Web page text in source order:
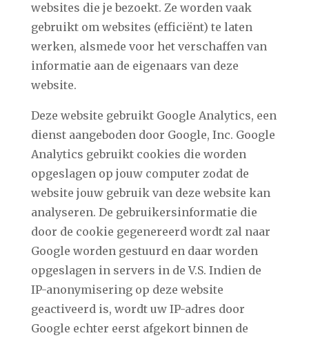
websites die je bezoekt. Ze worden vaak
gebruikt om websites (efficiënt) te laten
werken, alsmede voor het verschaffen van
informatie aan de eigenaars van deze
website.
Deze website gebruikt Google Analytics, een
dienst aangeboden door Google, Inc. Google
Analytics gebruikt cookies die worden
opgeslagen op jouw computer zodat de
website jouw gebruik van deze website kan
analyseren. De gebruikersinformatie die
door de cookie gegenereerd wordt zal naar
Google worden gestuurd en daar worden
opgeslagen in servers in de V.S. Indien de
IP-anonymisering op deze website
geactiveerd is, wordt uw IP-adres door
Google echter eerst afgekort binnen de